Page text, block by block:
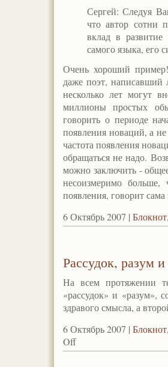
Сергей: Следуя
что автор сотни
вклад в развитие
самого языка, его
Очень хороший
даже поэт, написавший
несколько лет могут
миллионы простых
говорить о периоде
появления новаций, а
частота появления
обращаться не надо.
можно заключить -
несоизмеримо
появления, говорит сама
6 Октябрь 2007 | Блокнот,
Рассудок, разум
На всем протяжении
«рассудок» и
здравого смысла, а
6 Октябрь 2007 | Блокнот,
Off